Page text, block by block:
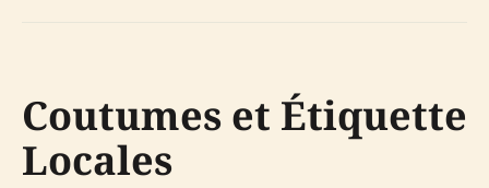
Coutumes et Étiquette
Locales